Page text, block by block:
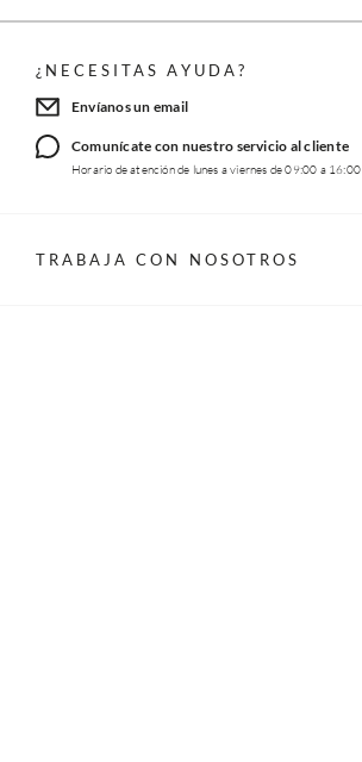
¿NECESITAS AYUDA?
Envíanos un email
Comunícate con nuestro servicio al cliente
Horario de atención de lunes a viernes de 09:00 a 16:00
TRABAJA CON NOSOTROS